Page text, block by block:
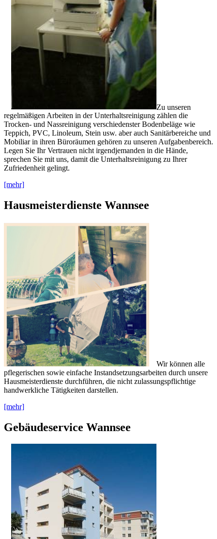
Zu unseren
regelmäßigen Arbeiten in der Unterhaltsreinigung zählen die
Trocken- und Nassreinigung verschiedenster Bodenbeläge wie
Teppich, PVC, Linoleum, Stein usw. aber auch Sanitärbereiche und
Mobiliar in ihren Büroräumen gehören zu unseren Aufgabenbereich.
Legen Sie Ihr Vertrauen nicht irgendjemanden in die Hände,
sprechen Sie mit uns, damit die Unterhaltsreinigung zu Ihrer
Zufriedenheit gelingt.
[mehr]
Hausmeisterdienste Wannsee
Wir können alle
pflegerischen sowie einfache Instandsetzungsarbeiten durch unsere
Hausmeisterdienste durchführen, die nicht zulassungspflichtige
handwerkliche Tätigkeiten darstellen.
[mehr]
Gebäudeservice Wannsee